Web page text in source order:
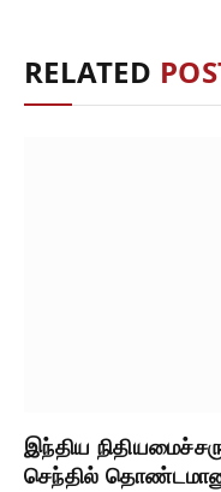
RELATED
இந்திய
செந்தில்